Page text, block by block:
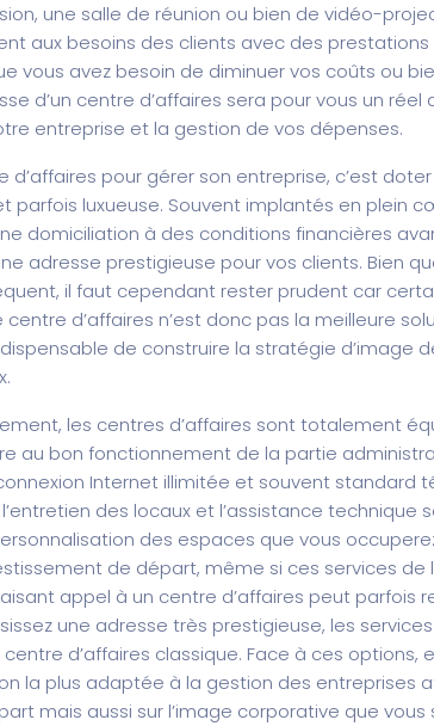
une salle de réunion ou bien de vidéo-
aux besoins des clients avec des prestations
vous avez besoin de diminuer vos coûts ou
d’un centre d’affaires sera pour vous un
entreprise et la gestion de vos dépenses.
d’affaires pour gérer son entreprise, c’est
parfois luxueuse. Souvent implantés en plein
domiciliation à des conditions financières
adresse prestigieuse pour vos clients. Bien
il faut cependant rester prudent car
d’affaires n’est donc pas la meilleure
de construire la stratégie d’image
les centres d’affaires sont totalement
au bon fonctionnement de la partie
Internet illimitée et souvent standard
des locaux et l’assistance
des espaces que vous
de départ, même si ces services de
appel à un centre d’affaires peut parfois
une adresse très prestigieuse, les
d’affaires classique. Face à ces options,
la plus adaptée à la gestion des entreprises
mais aussi sur l’image corporative que